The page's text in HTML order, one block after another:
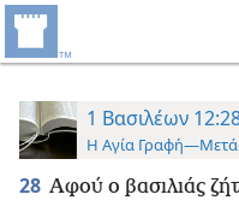
1 Βασιλέων
Η Αγία
28 Αφού ο βασιλιάς